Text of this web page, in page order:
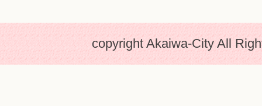
copyright Akaiwa-City All